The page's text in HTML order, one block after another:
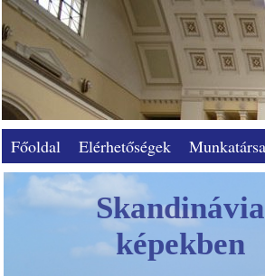
Főoldal Elérhetőségek
Skandinávia
képekben